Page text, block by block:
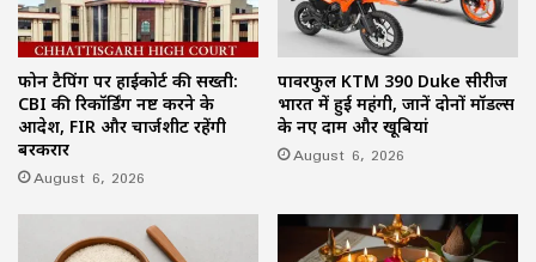
फोन टैपिंग पर हाईकोर्ट की सख्ती:
CBI की रिकॉर्डिंग नष्ट करने के
आदेश, FIR और चार्जशीट रहेंगी
बरकरार
August 6, 2026
पावरफुल KTM 390 Duke सीरीज
भारत में हुई महंगी, जानें दोनों मॉडल्स
के नए दाम और खूबियां
August 6, 2026